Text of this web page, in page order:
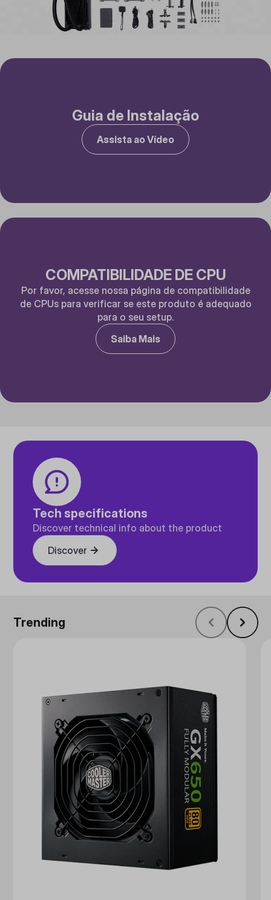
Guia de Instalação
Assista ao Vídeo
COMPATIBILIDADE DE CPU
Por favor, acesse nossa página de compatibilidade
de CPUs para verificar se este produto é adequado
para o seu setup.
Saiba Mais
Tech specifications
Discover technical info about the product
Discover
Trending